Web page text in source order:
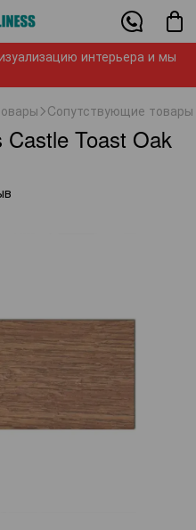
интерьера и мы
Cопутствующие товары
Toast Oak